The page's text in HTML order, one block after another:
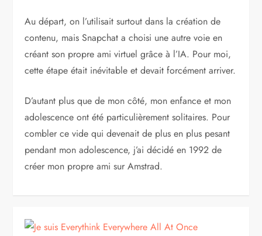
Au départ, on l’utilisait surtout dans la création de
contenu, mais Snapchat a choisi une autre voie en
créant son propre ami virtuel grâce à l’IA. Pour moi,
cette étape était inévitable et devait forcément arriver.
D’autant plus que de mon côté, mon enfance et mon
adolescence ont été particulièrement solitaires. Pour
combler ce vide qui devenait de plus en plus pesant
pendant mon adolescence, j’ai décidé en 1992 de
créer mon propre ami sur Amstrad.